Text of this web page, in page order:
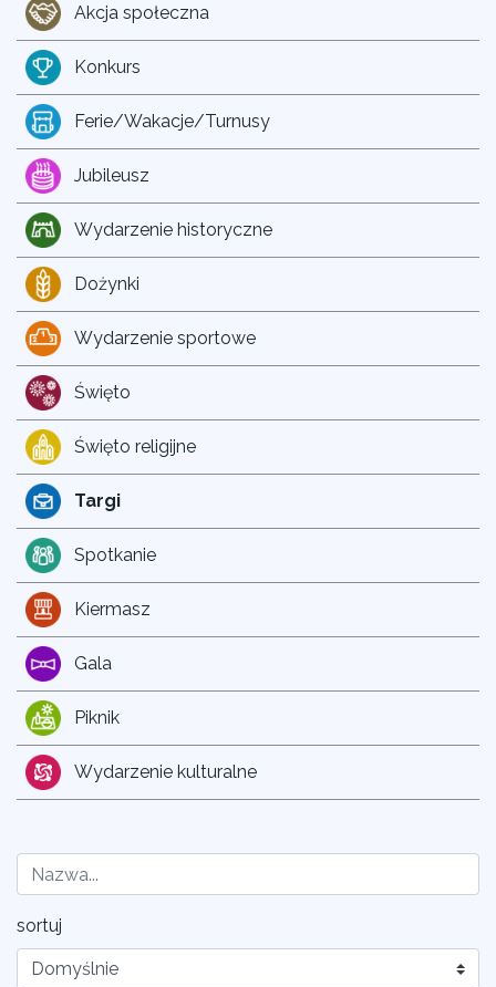
Akcja społeczna
Konkurs
Ferie/Wakacje/Turnusy
Jubileusz
Wydarzenie historyczne
Dożynki
Wydarzenie sportowe
Święto
Święto religijne
Targi
Spotkanie
Kiermasz
Gala
Piknik
Wydarzenie kulturalne
sortuj